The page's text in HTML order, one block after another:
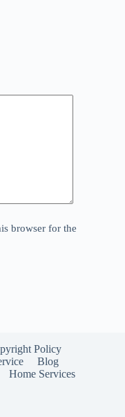
browser for the
Policy
Blog
Home Services